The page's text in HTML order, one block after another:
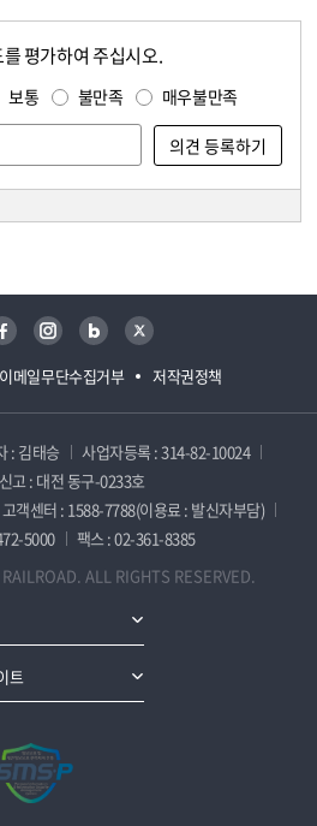
평가하여 주십시오.
보통 불만족 매우불만족
이메일무단수집거부 저작권정책
페이스북 인스타그램 블로그 트위터
: 김태승
사업자등록 : 314-82-10024
고 : 대전 동구-0233호
고객센터 : 1588-7788(이용료 : 발신자부담)
5000
팩스 : 02-361-8385
ALL RIGHTS RESERVED.
트